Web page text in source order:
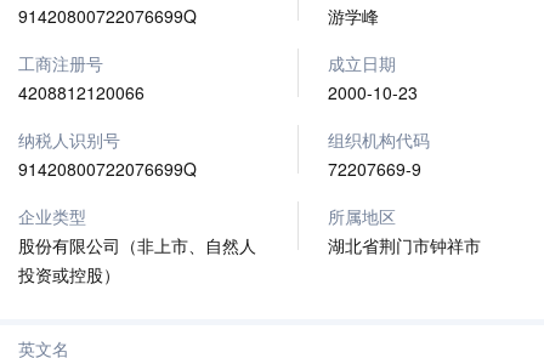
91420800722076699Q
游学峰
工商注册号
4208812120066
成立日期
2000-10-23
纳税人识别号
91420800722076699Q
组织机构代码
72207669-9
企业类型
股份有限公司（非上市、自然人
投资或控股）
所属地区
湖北省荆门市钟祥市
英文名